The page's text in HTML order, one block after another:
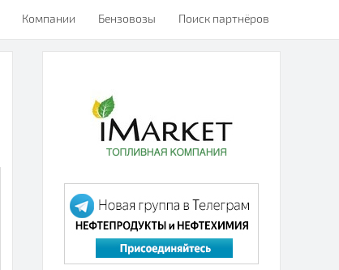
Компании Бензовозы Поиск партнёров